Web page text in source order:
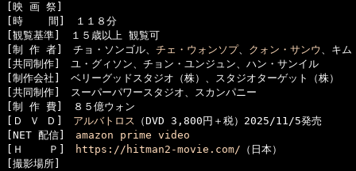
[映 画 祭]
[時    間]　１１８分
[観覧基準]　１５歳以上 観覧可
[制 作 者]　チョ・ソンゴル、 チェ・ウォンソプ、 クォン・サンウ 、キム
[共同制作]　ユ・グィソン、チョン・ユンジュン、ハン・サンイル
[制作会社]　ベリーグッドスタジオ（株）、スタジオターゲット（株）
[共同制作]　スーパーパワースタジオ、スカンパニー
[制 作 費]　８５億ウォン
[Ｄ Ｖ Ｄ] アルバトロス （DVD 3,800円＋税）2025/11/5発売
[NET 配信] amazon prime video
[Ｈ    Ｐ]
https://hitman2-movie.com/ （日本）
[撮影場所]